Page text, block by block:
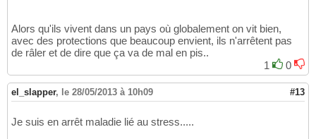
Alors qu'ils vivent dans un pays où globalement on vit bien,
avec des protections que beaucoup envient, ils n'arrêtent pas
de râler et de dire que ça va de mal en pis..
1
0
el_slapper, le 28/05/2013 à 10h09 #13
Je suis en arrêt maladie lié au stress.....